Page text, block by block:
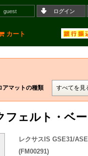
guest ログイン
カート
アマットの種類
フェルト・ベ
レクサスIS GSE31/
(FM00291)